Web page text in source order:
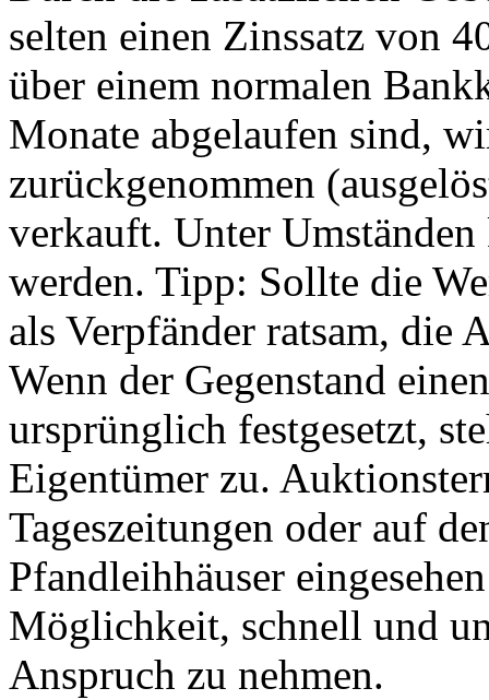
selten einen Zinssatz von
über einem normalen
Monate abgelaufen sind,
zurückgenommen
verkauft. Unter
werden. Tipp: Sollte die
als Verpfänder ratsam, die
Wenn der Gegenstand
ursprünglich festgesetzt,
Eigentümer zu.
Tageszeitungen oder auf
Pfandleihhäuser
Möglichkeit, schnell und
Anspruch zu nehmen.